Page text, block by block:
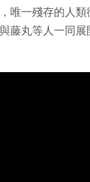
一殘存的人類
藤丸等人一同展